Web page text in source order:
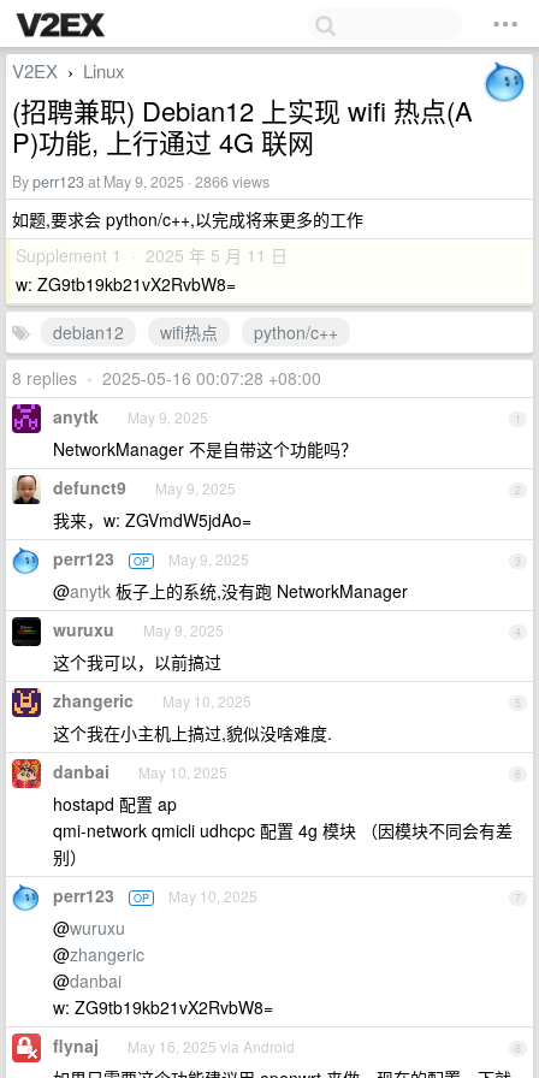
V2EX › Linux
(招聘兼职) Debian12 上实现 wifi 热点(A
P)功能, 上行通过 4G 联网
Byperr123at May 9, 2025 · 2866 views
如题,要求会 python/c++,以完成将来更多的工作
Supplement 1 · 2025 年 5 月 11 日
w: ZG9tb19kb21vX2RvbW8=
debian12
wifi热点
python/c++
8 replies • 2025-05-16 00:07:28 +08:00
1
anytk May 9, 2025
NetworkManager 不是自带这个功能吗？
2
defunct9 May 9, 2025
我来，w: ZGVmdW5jdAo=
3
perr123 OP May 9, 2025
@anytk 板子上的系统,没有跑 NetworkManager
4
wuruxu May 9, 2025
这个我可以，以前搞过
5
zhangeric May 10, 2025
这个我在小主机上搞过,貌似没啥难度.
6
danbai May 10, 2025
hostapd 配置 ap
qmi-network qmicli udhcpc 配置 4g 模块 （因模块不同会有差
别）
7
perr123 OP May 10, 2025
@wuruxu
@zhangeric
@danbai
w: ZG9tb19kb21vX2RvbW8=
8
flynaj May 16, 2025 via Android